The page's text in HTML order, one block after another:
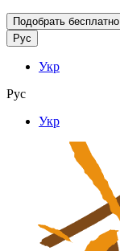
Подобрать бесплатно
Рус
Укр
Рус
Укр